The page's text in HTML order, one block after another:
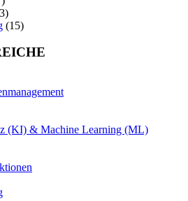
(15)
(KI) & Machine Learning (ML)